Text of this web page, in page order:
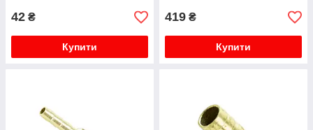
42 ₴
Купити
419 ₴
Купити